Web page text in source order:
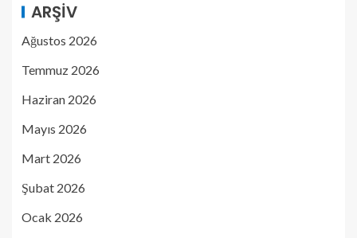
ARŞIV
Ağustos 2026
Temmuz 2026
Haziran 2026
Mayıs 2026
Mart 2026
Şubat 2026
Ocak 2026